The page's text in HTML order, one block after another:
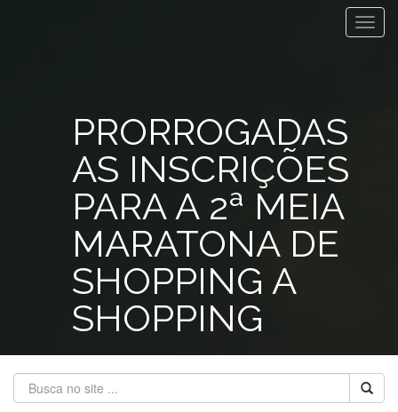
PRORROGADAS
AS INSCRIÇÕES
PARA A 2ª MEIA
MARATONA DE
SHOPPING A
SHOPPING